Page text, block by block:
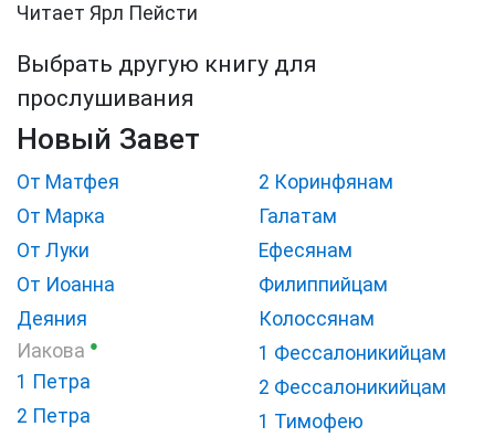
Читает Ярл Пейсти
Выбрать другую книгу для
прослушивания
Новый Завет
От Матфея
От Марка
От Луки
От Иоанна
Деяния
Иакова ●
1 Петра
2 Петра
2 Коринфянам
Галатам
Ефесянам
Филиппийцам
Колоссянам
1 Фессалоникийцам
2 Фессалоникийцам
1 Тимофею